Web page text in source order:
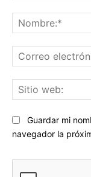
Guardar mi
navegador la